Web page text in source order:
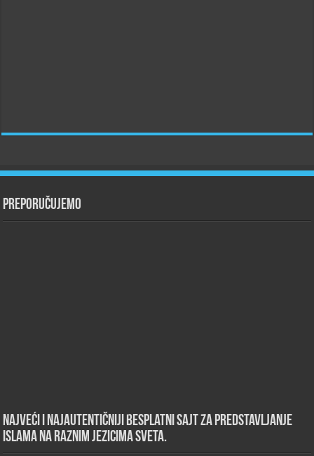
Preporučujemo
Najveći i najautentičniji besplatni sajt za predstavljanje
islama na raznim jezicima sveta.